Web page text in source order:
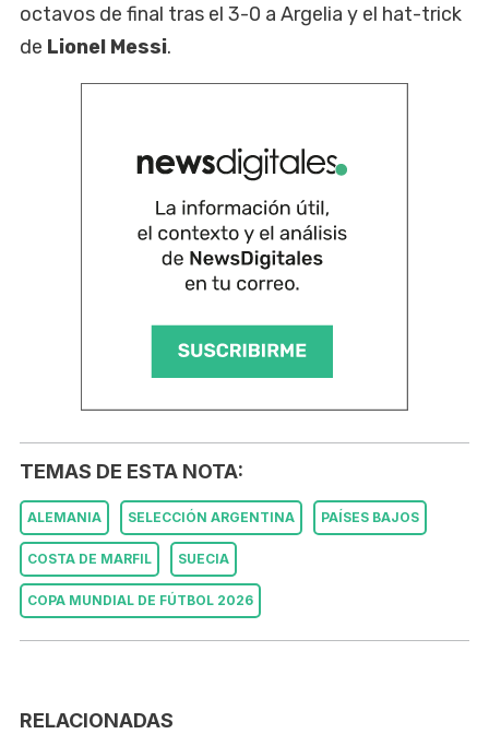
octavos de final tras el 3-0 a Argelia y el hat-trick
de Lionel Messi.
TEMAS DE ESTA NOTA:
ALEMANIA SELECCIÓN ARGENTINA PAÍSES BAJOS
COSTA DE MARFIL SUECIA
COPA MUNDIAL DE FÚTBOL 2026
RELACIONADAS